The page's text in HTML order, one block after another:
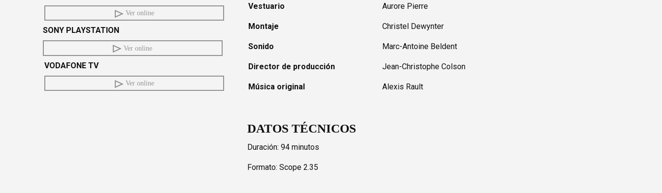
Ver online
SONY PLAYSTATION
Ver online
VODAFONE TV
Ver online
Vestuario
Montaje
Sonido
Director de producción
Música original
Aurore Pierre
Christel Dewynter
Marc-Antoine Beldent
Jean-Christophe Colson
Alexis Rault
DATOS TÉCNICOS
Duración: 94 minutos
Formato: Scope 2.35